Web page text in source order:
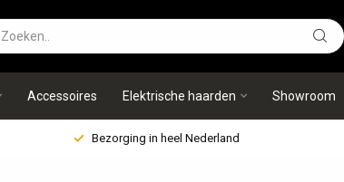
Accessoires Elektrische haarden Showroom
Bezorging in heel Nederland